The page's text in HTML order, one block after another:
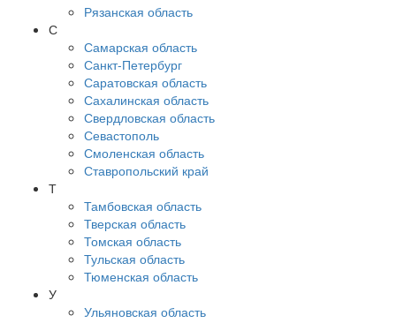
Рязанская область
С
Самарская область
Санкт-Петербург
Саратовская область
Сахалинская область
Свердловская область
Севастополь
Смоленская область
Ставропольский край
Т
Тамбовская область
Тверская область
Томская область
Тульская область
Тюменская область
У
Ульяновская область